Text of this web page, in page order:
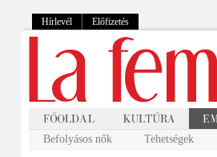
Hírlevél Előfizetés
Befolyásos nők Tehetségek